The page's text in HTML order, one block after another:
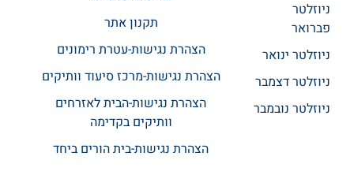
ניוזלטר
פברואר
ניוזלטר ינואר
ניוזלטר דצמבר
ניוזלטר נובמבר
תקנון אתר​
הצהרת נגישות-עטרת רימונים
הצהרת נגישות-מרכז סיעוד וותיקים
הצהרת נגישות-הבית לאזרחים
וותיקים בקדימה
הצהרת נגישות-בית הורים ביחד